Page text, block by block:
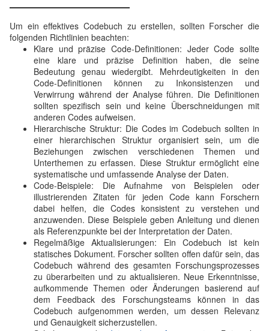
Um ein effektives Codebuch zu erstellen, sollten Forscher die
folgenden Richtlinien beachten:
Klare und präzise Code-Definitionen: Jeder Code sollte
eine klare und präzise Definition haben, die seine
Bedeutung genau wiedergibt. Mehrdeutigkeiten in den
Code-Definitionen können zu Inkonsistenzen und
Verwirrung während der Analyse führen. Die Definitionen
sollten spezifisch sein und keine Überschneidungen mit
anderen Codes aufweisen.
Hierarchische Struktur: Die Codes im Codebuch sollten in
einer hierarchischen Struktur organisiert sein, um die
Beziehungen zwischen verschiedenen Themen und
Unterthemen zu erfassen. Diese Struktur ermöglicht eine
systematische und umfassende Analyse der Daten.
Code-Beispiele: Die Aufnahme von Beispielen oder
illustrierenden Zitaten für jeden Code kann Forschern
dabei helfen, die Codes konsistent zu verstehen und
anzuwenden. Diese Beispiele geben Anleitung und dienen
als Referenzpunkte bei der Interpretation der Daten.
Regelmäßige Aktualisierungen: Ein Codebuch ist kein
statisches Dokument. Forscher sollten offen dafür sein, das
Codebuch während des gesamten Forschungsprozesses
zu überarbeiten und zu aktualisieren. Neue Erkenntnisse,
aufkommende Themen oder Änderungen basierend auf
dem Feedback des Forschungsteams können in das
Codebuch aufgenommen werden, um dessen Relevanz
und Genauigkeit sicherzustellen.